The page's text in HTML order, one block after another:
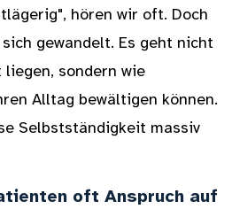
hören wir oft. Doch
gewandelt. Es geht nicht
sondern wie
Alltag bewältigen können.
Selbstständigkeit massiv
oft Anspruch auf